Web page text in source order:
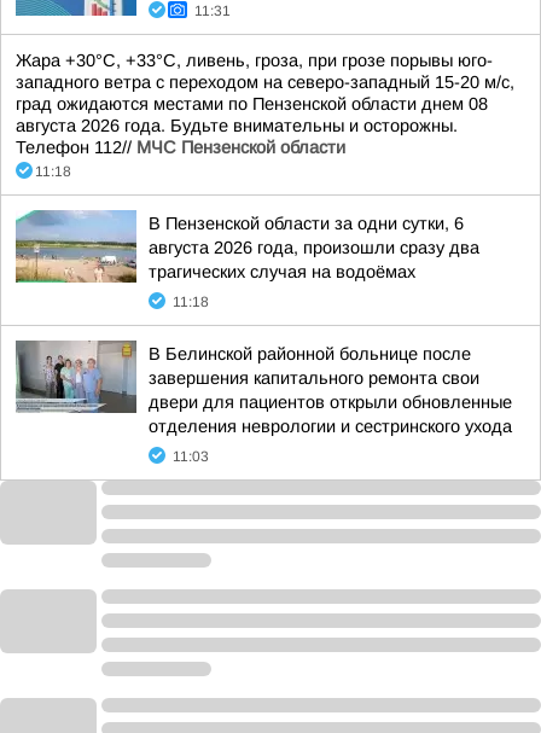
11:31
Жара +30°С, +33°С, ливень, гроза, при грозе порывы юго-
западного ветра с переходом на северо-западный 15-20 м/с,
град ожидаются местами по Пензенской области днем 08
августа 2026 года. Будьте внимательны и осторожны.
Телефон 112// МЧС Пензенской области
11:18
В Пензенской области за одни сутки, 6
августа 2026 года, произошли сразу два
трагических случая на водоёмах
11:18
В Белинской районной больнице после
завершения капитального ремонта свои
двери для пациентов открыли обновленные
отделения неврологии и сестринского ухода
11:03